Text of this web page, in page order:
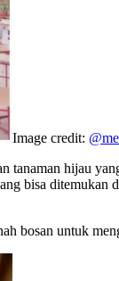
Image credit:
tanaman hijau
bisa
bosan untuk